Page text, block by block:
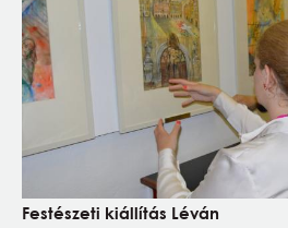
Festészeti kiállítás Léván